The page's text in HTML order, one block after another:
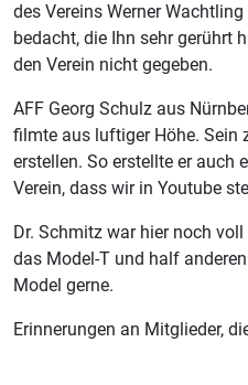
des Vereins Werner
bedacht, die Ihn sehr gerührt
den Verein nicht gegeben.
AFF Georg Schulz aus
filmte aus luftiger Höhe. Sein
erstellen. So erstellte er auch
Verein, dass wir in Youtube
Dr. Schmitz war hier noch
das Model-T und half
Model gerne.
Erinnerungen an Mitglieder,